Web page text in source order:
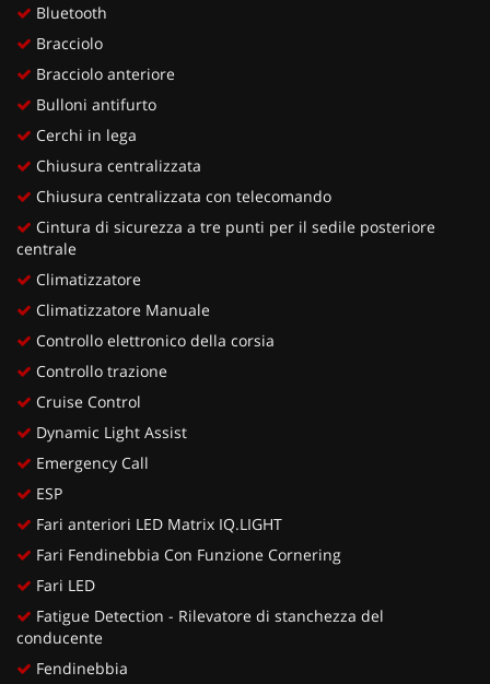
Bluetooth
Bracciolo
Bracciolo anteriore
Bulloni antifurto
Cerchi in lega
Chiusura centralizzata
Chiusura centralizzata con telecomando
Cintura di sicurezza a tre punti per il sedile posteriore
centrale
Climatizzatore
Climatizzatore Manuale
Controllo elettronico della corsia
Controllo trazione
Cruise Control
Dynamic Light Assist
Emergency Call
ESP
Fari anteriori LED Matrix IQ.LIGHT
Fari Fendinebbia Con Funzione Cornering
Fari LED
Fatigue Detection - Rilevatore di stanchezza del
conducente
Fendinebbia